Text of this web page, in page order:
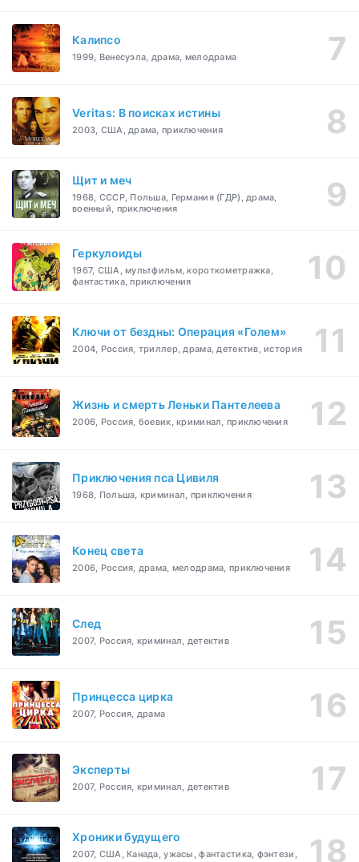
Калипсо
1999, Венесуэла, драма, мелодрама
Veritas: В поисках истины
2003, США, драма, приключения
Щит и меч
1968, СССР, Польша, Германия (ГДР), драма,
военный, приключения
Геркулоиды
1967, США, мультфильм, короткометражка,
фантастика, приключения
Ключи от бездны: Операция «Голем»
2004, Россия, триллер, драма, детектив, история
Жизнь и смерть Леньки Пантелеева
2006, Россия, боевик, криминал, приключения
Приключения пса Цивиля
1968, Польша, криминал, приключения
Конец света
2006, Россия, драма, мелодрама, приключения
След
2007, Россия, криминал, детектив
Принцесса цирка
2007, Россия, драма
Эксперты
2007, Россия, криминал, детектив
Хроники будущего
2007, США, Канада, ужасы, фантастика, фэнтези,